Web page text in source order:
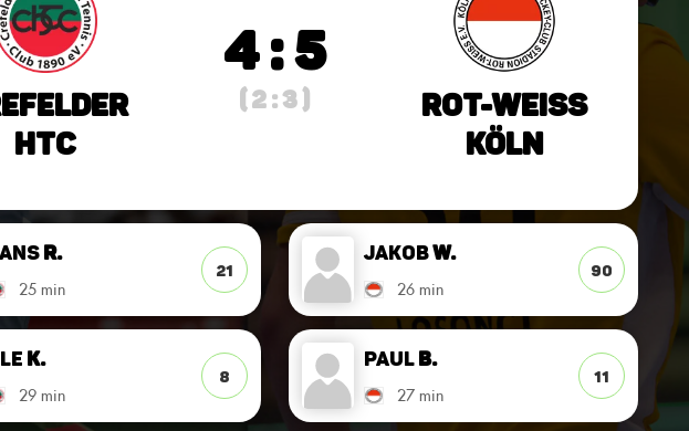
HTC
4 : 5
( 2 : 3 )
Rot-Weiss
Köln
R.
25 min
21
JakobW.
26 min
90
PaulB.
27 min
11
K.
29 min
8